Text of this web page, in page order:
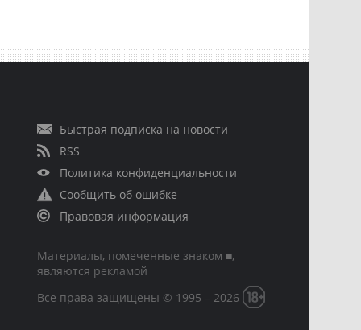
Быстрая подписка на новости
RSS
Политика конфиденциальности
Сообщить об ошибке
Правовая информация
Материалы, помеченные знаком ■,
являются рекламой
Все права защищены © 1995 – 2026